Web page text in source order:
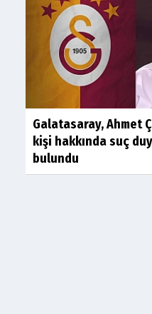
Galatasaray, Ahmet
kişi hakkında suç
bulundu